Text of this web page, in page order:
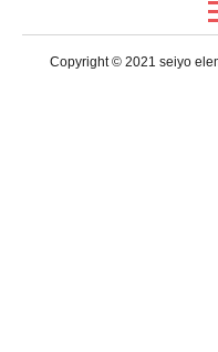
Copyright © 2021 seiyo